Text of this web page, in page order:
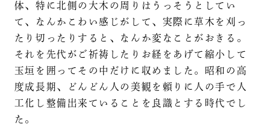
体、特に北側の大木の周りはうっそうとしてい
て、なんかこわい感じがして、実際に草木を刈っ
たり切ったりすると、なんか変なことがおきる。
それを先代がご祈祷したりお経をあげて縮小して
玉垣を囲ってその中だけに収めました。昭和の高
度成長期、どんどん人の美観を頼りに人の手で人
工化し整備出来ていることを良識とする時代でし
た。